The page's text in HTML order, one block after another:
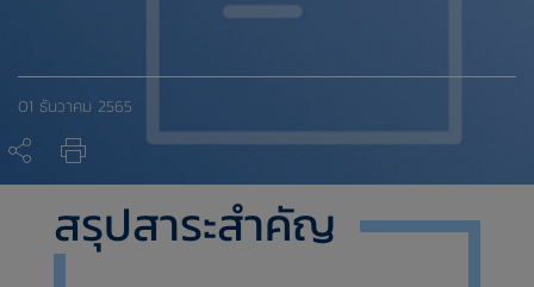
01 ธันวาคม 2565
สรุปสาระสำคัญ